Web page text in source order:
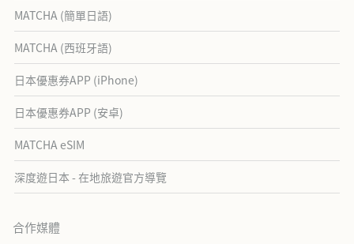
MATCHA (簡單日語)
MATCHA (西班牙語)
日本優惠券APP (iPhone)
日本優惠券APP (安卓)
MATCHA eSIM
深度遊日本 - 在地旅遊官方導覽
合作媒體